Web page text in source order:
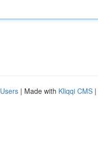
| Made with Kliqqi CMS |